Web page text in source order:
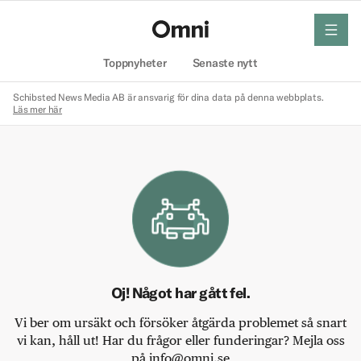
Toppnyheter Senaste nytt
meny
Schibsted News Media AB är ansvarig för dina data på denna webbplats.
Läs mer här
Oj! Något har gått fel.
Vi ber om ursäkt och försöker åtgärda problemet så snart
vi kan, håll ut! Har du frågor eller funderingar? Mejla oss